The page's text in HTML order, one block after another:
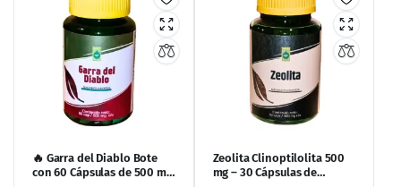
🔥 Garra del Diablo Bote
con 60 Cápsulas de 500 mg
Zeolita Clinoptilolita 500
mg – 30 Cápsulas de